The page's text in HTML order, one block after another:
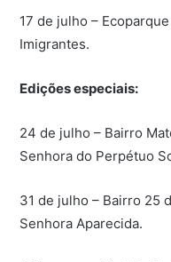
17 de julho –
Imigrantes.
Edições especiais:
24 de julho – Bairro
Senhora do Perpétuo
31 de julho – Bairro 25
Senhora Aparecida.